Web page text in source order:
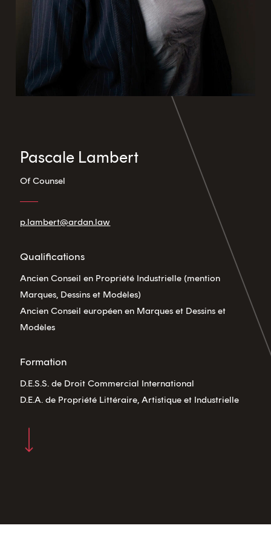
Pascale Lambert
Of Counsel
p.lambert@ardan.law
Qualifications
Ancien Conseil en Propriété Industrielle (mention
Marques, Dessins et Modèles)
Ancien Conseil européen en Marques et Dessins et
Modèles
Formation
D.E.S.S. de Droit Commercial International
D.E.A. de Propriété Littéraire, Artistique et Industrielle